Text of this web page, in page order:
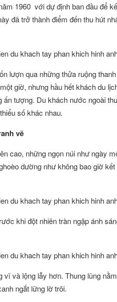
1960 với dự định ban đầu để
đã trở thành điểm đến thu hút
lượn qua những thửa ruộng
giờ, nhưng hầu hết khách du
tượng. Du khách nước ngoài
số khác nhau.
vẽ
cao, những ngọn núi như ngày
dường như không bao giờ
khi đột nhiên tràn ngập ánh
vĩ và lộng lẫy hơn. Thung lũng
ngắt lững lờ trôi.